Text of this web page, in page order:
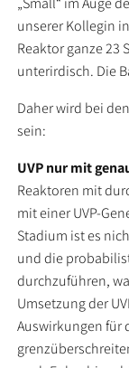
unserer Kollegin
Reaktor ganze 23
unterirdisch. Die
Daher wird bei
sein:
UVP nur mit
Reaktoren mit
mit einer UVP-
Stadium ist es
und die
durchzuführen,
Umsetzung der
Auswirkungen für